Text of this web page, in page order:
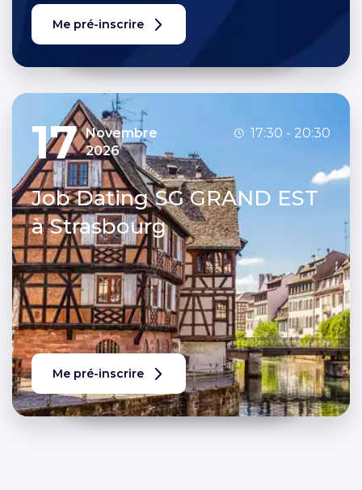
Me pré-inscrire
17 Novembre
2026
17:30 - 20:30
Job Dating SG GRAND EST
à Strasbourg
Me pré-inscrire